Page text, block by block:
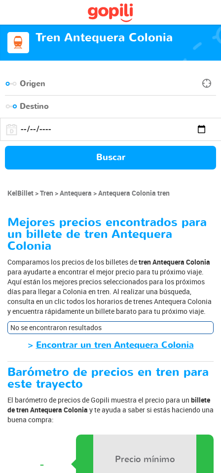
Tren Antequera Colonia
Buscar
KelBillet Tren Antequera Antequera Colonia tren
Mejores precios encontrados para
un billete de tren Antequera
Colonia
Comparamos los precios de los billetes detren Antequera Colonia
para ayudarte a encontrar el mejor precio para tu próximo viaje.
Aquí están los mejores precios seleccionados para los próximos
días para llegar a Colonia en tren. Al realizar una búsqueda,
consulta en un clic todos los horarios de trenes Antequera Colonia
y encuentra rápidamente un billete barato para tu próximo viaje.
No se encontraron resultados
> Encontrar un tren Antequera Colonia
Barómetro de precios en tren para
este trayecto
El barómetro de precios de Gopili muestra el precio para un billete
de tren Antequera Colonia y te ayuda a saber si estás haciendo una
buena compra:
- Precio mínimo